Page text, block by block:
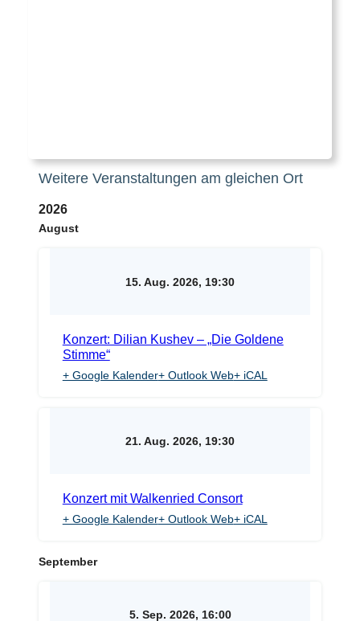
Weitere Veranstaltungen am gleichen Ort
2026
August
15. Aug. 2026, 19:30
Konzert: Dilian Kushev – „Die Goldene
Stimme“
+ Google Kalender+ Outlook Web+ iCAL
21. Aug. 2026, 19:30
Konzert mit Walkenried Consort
+ Google Kalender+ Outlook Web+ iCAL
September
5. Sep. 2026, 16:00